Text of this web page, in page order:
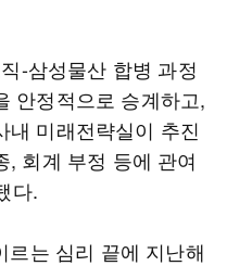
-삼성물산 합병 과정
안정적으로 승계하고,
내 미래전략실이 추진
, 회계 부정 등에 관여
다.
르는 심리 끝에 지난해